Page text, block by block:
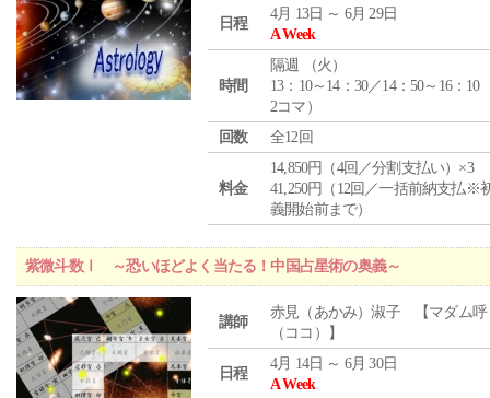
日程
4月 13日 ～ 6月 29日
A Week
時間
隔週 （火 ）
13：10～14：30／14：50～16：10
2コマ）
回数
全12回
料金
14,850円（4回／分割支払い）×3
41,250円（12回／一括前納支払※
義開始前まで）
紫微斗数Ⅰ ～恐いほどよく当たる！中国占星術の奥義～
講師
赤見（あかみ）淑子 【マダム呼
（ココ）】
日程
4月 14日 ～ 6月 30日
A Week